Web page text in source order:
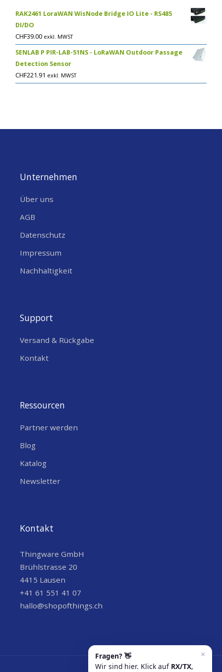
RAK2461 LoraWAN WisNode Bridge IO Lite - RS485
DI/DO
CHF39.00 exkl. MWST
SENLAB P PIR-LAB-51NS - LoRaWAN Outdoor Passage
Detection Sensor
CHF221.91 exkl. MWST
Unternehmen
Über uns
AGB
Datenschutz
Impressum
Nachhaltigkeit
Support
Versand & Rückgabe
Kontakt
Ressourcen
Partner werden
Blog
Katalog
Newsletter
Kontakt
Thingware GmbH
Brühlstrasse 20
4415 Lausen
+41 61 551 41 07
hallo@shopofthings.ch